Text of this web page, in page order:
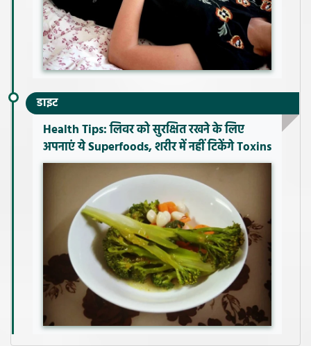
डाइट
Health Tips: लिवर को सुरक्षित रखने के लिए
अपनाएं ये Superfoods, शरीर में नहीं टिकेंगे Toxins